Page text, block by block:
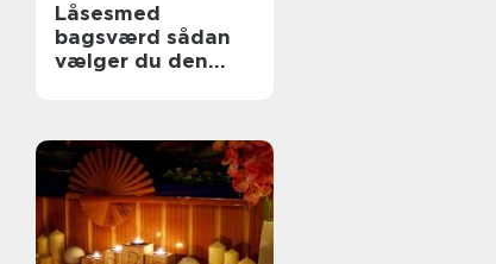
Låsesmed
bagsværd sådan
vælger du den